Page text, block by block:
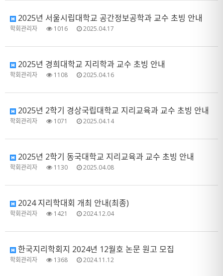
2025년 서울시립대학교 공간정보공학과 교수 초빙 안내
학회관리자 1016 2025.04.17
2025년 경희대학교 지리학과 교수 초빙 안내
학회관리자 1108 2025.04.16
2025년 2학기 경상국립대학교 지리교육과 교수 초빙 안내
학회관리자 1071 2025.04.14
2025년 2학기 동국대학교 지리교육과 교수 초빙 안내
학회관리자 1130 2025.04.08
2024 지리학대회 개최 안내(최종)
학회관리자 1421 2024.12.04
한국지리학회지 2024년 12월호 논문 원고 모집
학회관리자 1368 2024.11.12